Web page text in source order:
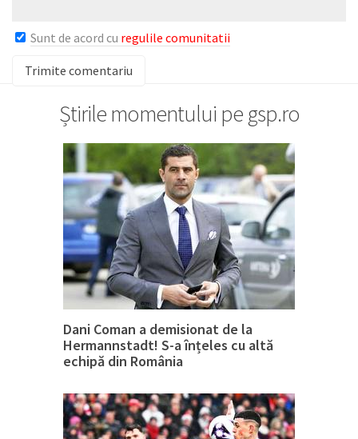
Sunt de acord cu regulile comunitatii
Știrile momentului pe gsp.ro
Dani Coman a demisionat de la
Hermannstadt! S-a înțeles cu altă
echipă din România